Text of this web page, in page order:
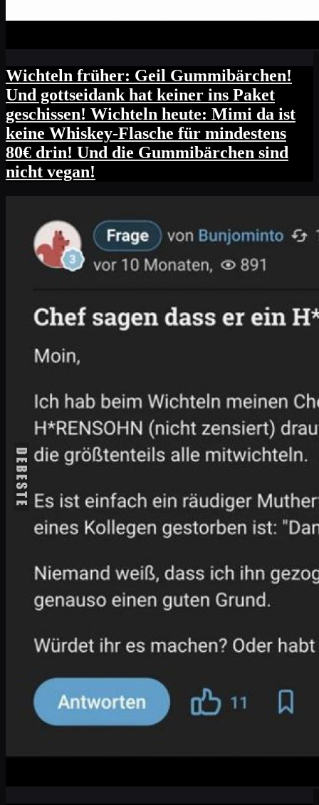
Wichteln früher: Geil Gummibärchen!
Und gottseidank hat keiner ins Paket
geschissen! Wichteln heute: Mimi da ist
keine Whiskey-Flasche für mindestens
80€ drin! Und die Gummibärchen sind
nicht vegan!